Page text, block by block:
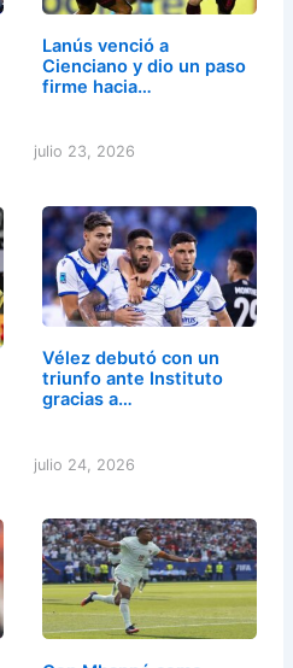
Lanús venció a
Cienciano y dio un paso
firme hacia…
julio 23, 2026
Vélez debutó con un
triunfo ante Instituto
gracias a…
julio 24, 2026